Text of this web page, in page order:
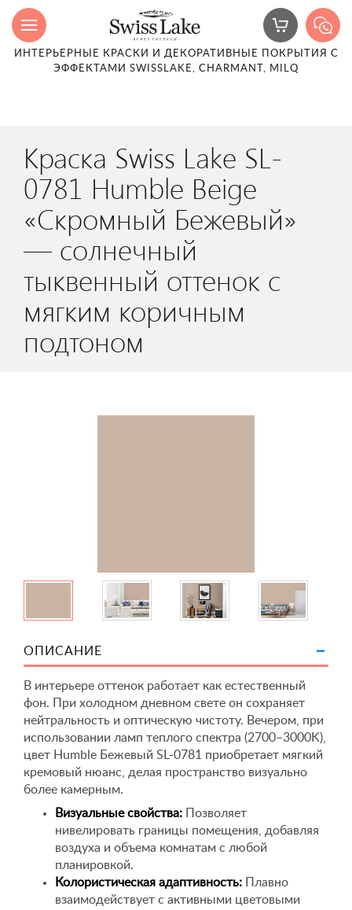
ИНТЕРЬЕРНЫЕ КРАСКИ И ДЕКОРАТИВНЫЕ ПОКРЫТИЯ С
ЭФФЕКТАМИ SWISSLAKE, CHARMANT, MILQ
Краска Swiss Lake SL-
0781 Humble Beige
«Скромный Бежевый»
— солнечный
тыквенный оттенок с
мягким коричным
подтоном
ОПИСАНИЕ
В интерьере оттенок работает как естественный
фон. При холодном дневном свете он сохраняет
нейтральность и оптическую чистоту. Вечером, при
использовании ламп теплого спектра (2700–3000K),
цвет Humble Бежевый SL-0781 приобретает мягкий
кремовый нюанс, делая пространство визуально
более камерным.
Визуальные свойства: Позволяет
нивелировать границы помещения, добавляя
воздуха и объема комнатам с любой
планировкой.
Колористическая адаптивность: Плавно
взаимодействует с активными цветовыми